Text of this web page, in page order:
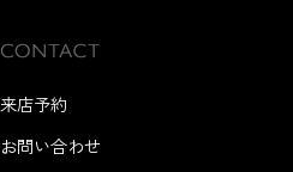
来店予約
お問い合わせ